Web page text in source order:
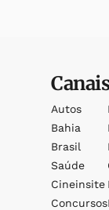
Autos
Bahia
Brasil
Saúde
Cineinsite
Concursos